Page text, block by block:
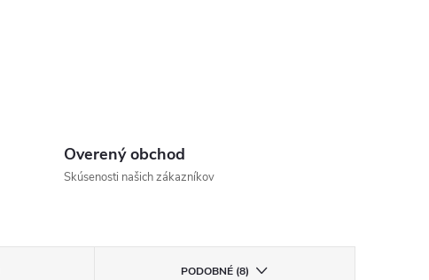
Overený obchod
Skúsenosti našich zákazníkov
PODOBNÉ (8)